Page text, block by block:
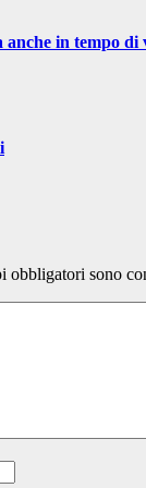
anche in tempo di
obbligatori sono